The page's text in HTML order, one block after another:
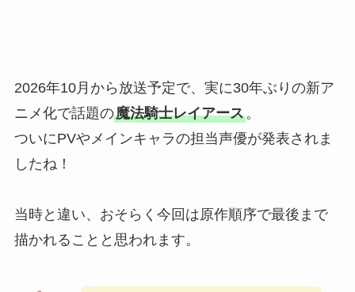
2026年10月から放送予定で、実に30年ぶりの新ア
ニメ化で話題の魔法騎士レイアース。
ついにPVやメインキャラの担当声優が発表されま
したね！
当時と違い、おそらく今回は原作順序で最後まで
描かれることと思われます。